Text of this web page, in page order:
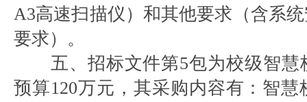
A3高速扫描仪）和其他要求（含系
要求）。
五、招标文件第5包为校级智
预算120万元，其采购内容有：智